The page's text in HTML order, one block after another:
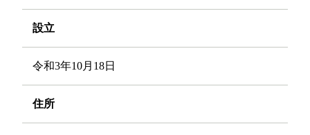
設立
令和3年10月18日
住所